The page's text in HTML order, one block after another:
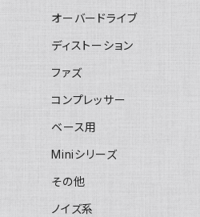
オーバードライブ
ディストーション
ファズ
コンプレッサー
ベース用
Miniシリーズ
その他
ノイズ系